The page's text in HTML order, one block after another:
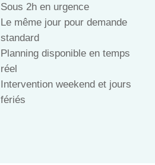
Sous 2h en urgence
Le même jour pour demande
standard
Planning disponible en temps
réel
Intervention weekend et jours
fériés